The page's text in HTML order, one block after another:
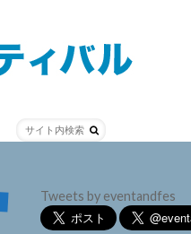
Tweets by eventandfes